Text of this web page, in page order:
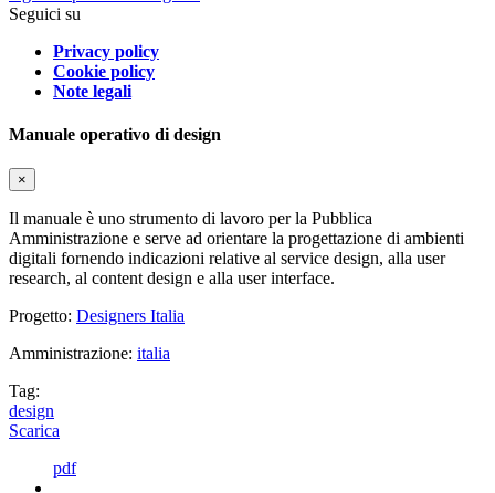
Seguici su
Privacy policy
Cookie policy
Note legali
Manuale operativo di design
×
Il manuale è uno strumento di lavoro per la Pubblica
Amministrazione e serve ad orientare la progettazione di ambienti
digitali fornendo indicazioni relative al service design, alla user
research, al content design e alla user interface.
Progetto: Designers Italia
Amministrazione: italia
Tag:
design
Scarica
pdf